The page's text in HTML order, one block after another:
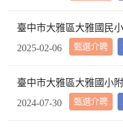
甄選介聘
2025-02-06
甄選介聘
2024-07-30